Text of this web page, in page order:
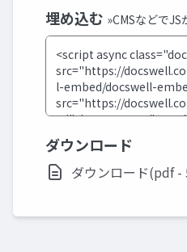
埋め込む »CMSなどで
ダウンロード
ダウンロード(pdf -